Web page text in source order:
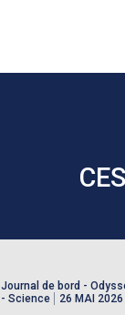
Journal de bord -
- Science
26 MAI 2026